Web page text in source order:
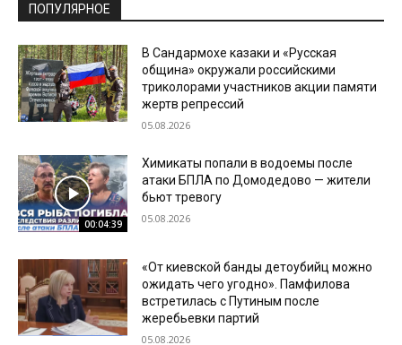
ПОПУЛЯРНОЕ
В Сандармохе казаки и «Русская
община» окружали российскими
триколорами участников акции памяти
жертв репрессий
05.08.2026
00:04:39
Химикаты попали в водоемы после
атаки БПЛА по Домодедово — жители
бьют тревогу
05.08.2026
«От киевской банды детоубийц можно
ожидать чего угодно». Памфилова
встретилась с Путиным после
жеребьевки партий
05.08.2026